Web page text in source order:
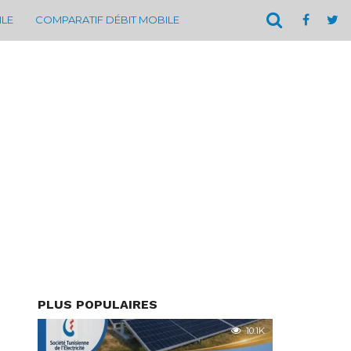
COMPARATIF DÉBIT MOBILE
PLUS POPULAIRES
10.1K